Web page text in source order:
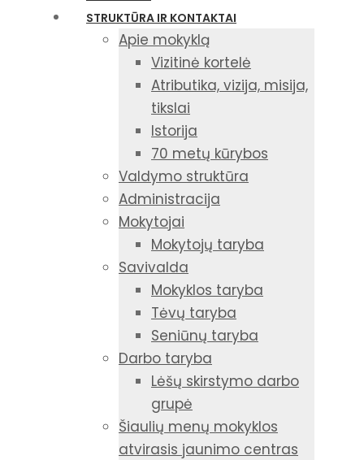
STRUKTŪRA IR KONTAKTAI
Apie mokyklą
Vizitinė kortelė
Atributika, vizija, misija,
tikslai
Istorija
70 metų kūrybos
Valdymo struktūra
Administracija
Mokytojai
Mokytojų taryba
Savivalda
Mokyklos taryba
Tėvų taryba
Seniūnų taryba
Darbo taryba
Lėšų skirstymo darbo
grupė
Šiaulių menų mokyklos
atvirasis jaunimo centras